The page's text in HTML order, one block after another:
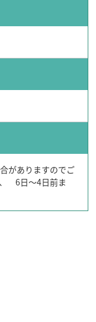
がありますのでご
6日～4日前ま